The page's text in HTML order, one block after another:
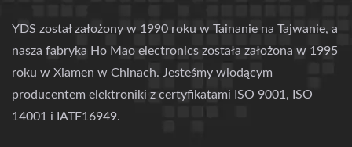
YDS został założony w 1990 roku w Tainanie na Tajwanie, a
nasza fabryka Ho Mao electronics została założona w 1995
roku w Xiamen w Chinach. Jesteśmy wiodącym
producentem elektroniki z certyfikatami ISO 9001, ISO
14001 i IATF16949.